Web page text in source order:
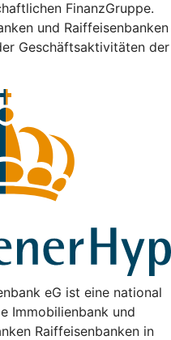
FinanzGruppe.
und Raiffeisenbanken
Geschäftsaktivitäten der
eG ist eine national
Immobilienbank und
Raiffeisenbanken in